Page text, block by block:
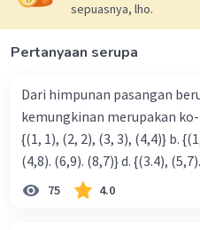
sepuasnya, lho.
Pertanyaan serupa
Dari himpunan pasangan
kemungkinan merupakan ko- respondensi satu-satu? a.
{(1, 1), (2, 2), (3, 3), (4,4)} b. {(1, 2), (2, 3), (3, 4). (4,5)} c. {(2,7).
(4,8). (6,9). (8,7)} d.
75 4.0